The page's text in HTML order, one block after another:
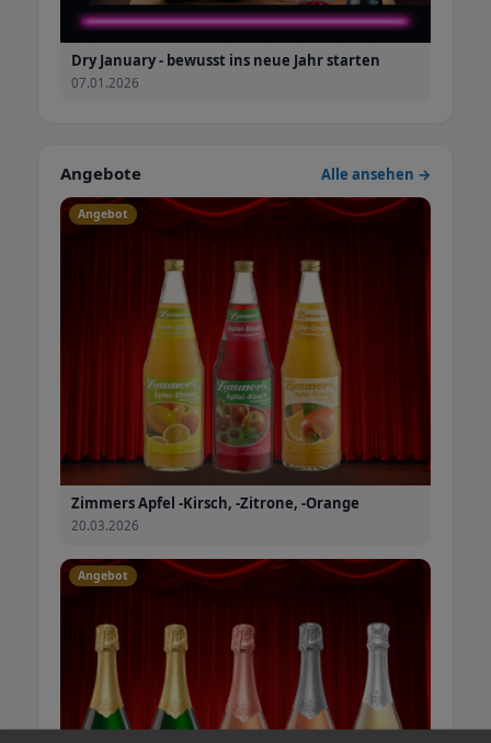
Dry January - bewusst ins neue Jahr starten
07.01.2026
Angebote Alle ansehen →
Angebot
Zimmers Apfel -Kirsch, -Zitrone, -Orange
20.03.2026
Angebot